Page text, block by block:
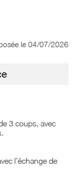
le 04/07/2026
3 coups, avec
l’échange de